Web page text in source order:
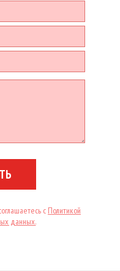
с Политикой
данных.